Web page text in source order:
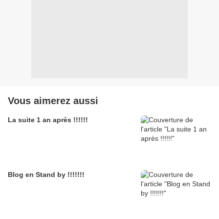
Vous aimerez aussi
La suite 1 an après !!!!!!
Blog en Stand by !!!!!!!